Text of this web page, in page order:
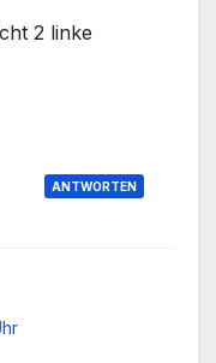
2 linke
ANTWORTEN